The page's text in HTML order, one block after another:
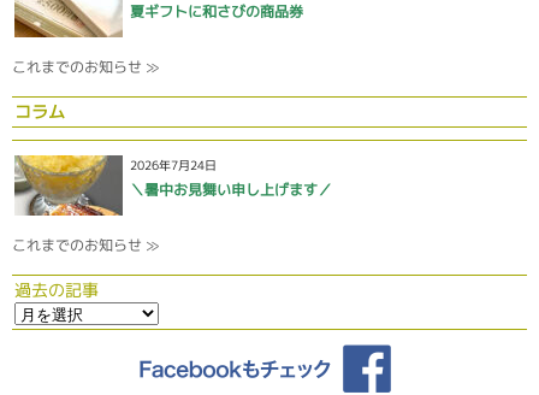
夏ギフトに和さびの商品券
これまでのお知らせ ≫
コラム
2026年7月24日
＼暑中お見舞い申し上げます／
これまでのお知らせ ≫
過去の記事